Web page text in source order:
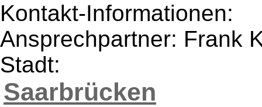
Kontakt-Informationen:
Ansprechpartner: Frank
Stadt:
Saarbrücken